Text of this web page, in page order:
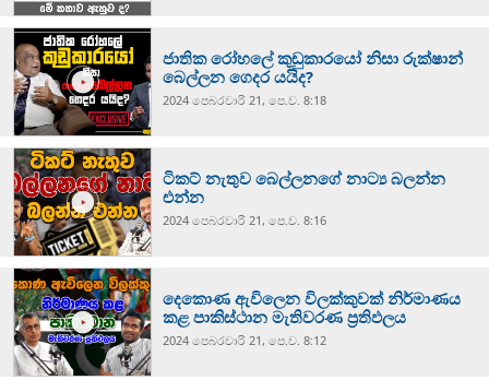
ජාතික රෝහලේ කුඩුකාරයෝ නිසා රුක්ෂාන්
බෙල්ලන ගෙදර යයිද?
2024 පෙබරවාරි 21, පෙ.ව. 8:18
ටිකට් නැතුව බෙල්ලනගේ නාට්‍ය බලන්න
එන්න
2024 පෙබරවාරි 21, පෙ.ව. 8:16
දෙකොණ ඇවිලෙන විලක්කුවක් නිර්මාණය
කළ පාකිස්ථාන මැතිවරණ ප්‍රතිඵලය
2024 පෙබරවාරි 21, පෙ.ව. 8:12